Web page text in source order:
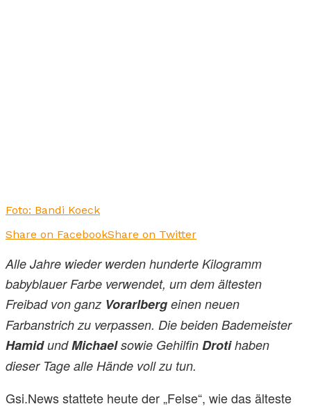
Foto: Bandi Koeck
Share on FacebookShare on Twitter
Alle Jahre wieder werden hunderte Kilogramm
babyblauer Farbe verwendet, um dem ältesten
Freibad von ganz Vorarlberg einen neuen
Farbanstrich zu verpassen. Die beiden Bademeister
HamidundMichaelsowie Gehilfin Drotihaben
dieser Tage alle Hände voll zu tun.
Gsi.News stattete heute der „Felse“, wie das älteste